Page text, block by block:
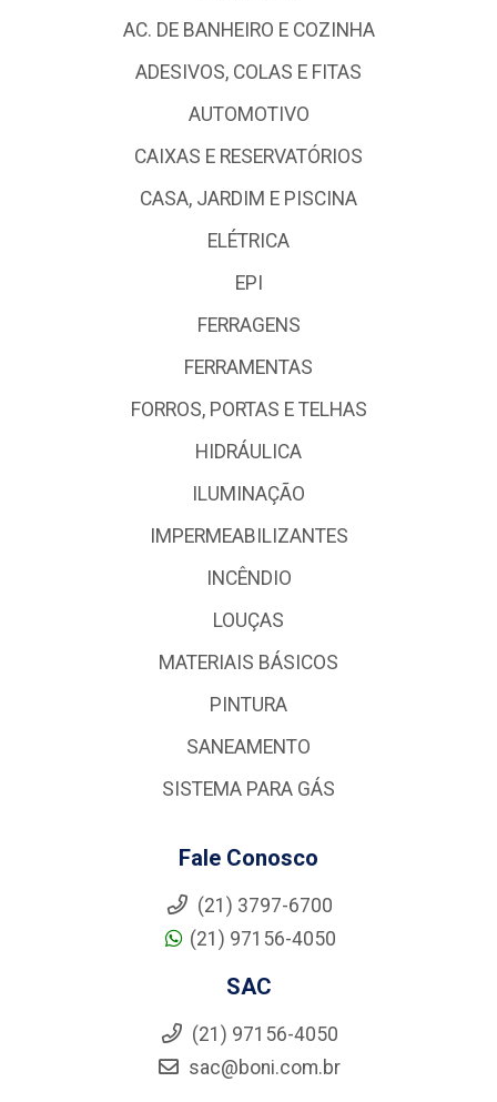
AC. DE BANHEIRO E COZINHA
ADESIVOS, COLAS E FITAS
AUTOMOTIVO
CAIXAS E RESERVATÓRIOS
CASA, JARDIM E PISCINA
ELÉTRICA
EPI
FERRAGENS
FERRAMENTAS
FORROS, PORTAS E TELHAS
HIDRÁULICA
ILUMINAÇÃO
IMPERMEABILIZANTES
INCÊNDIO
LOUÇAS
MATERIAIS BÁSICOS
PINTURA
SANEAMENTO
SISTEMA PARA GÁS
Fale Conosco
(21) 3797-6700
(21) 97156-4050
SAC
(21) 97156-4050
sac@boni.com.br